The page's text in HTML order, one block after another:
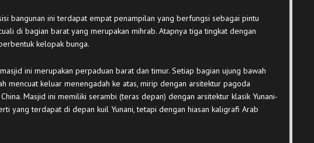
bangunan ini terdapat empat penampilan yang berfungsi sebagai pintu
di bagian barat yang merupakan mihrab. Atapnya tiga tingkat dengan
kelopak bunga.
ini merupakan perpaduan barat dan timur. Setiap bagian ujung bawah
mencuat keluar menengadah ke atas, mirip dengan arsitektur pagoda
Masjid ini memiliki serambi (teras depan) dengan arsitektur klasik Yunani-
yang terdapat di depan kuil Yunani, tetapi dengan hiasan kaligrafi Arab